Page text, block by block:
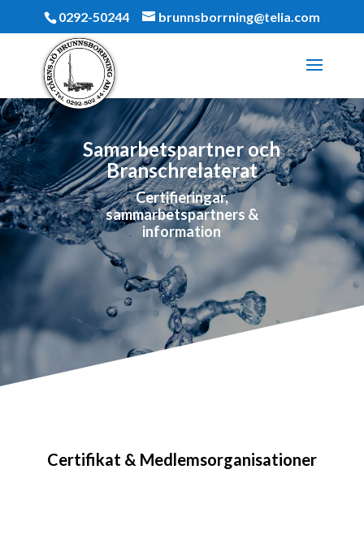
0292-50244 brunnsborrning@telia.com
Samarbetspartner och
Branschrelaterat
Certifieringar,
sammarbetspartners &
information
Certifikat & Medlemsorganisationer